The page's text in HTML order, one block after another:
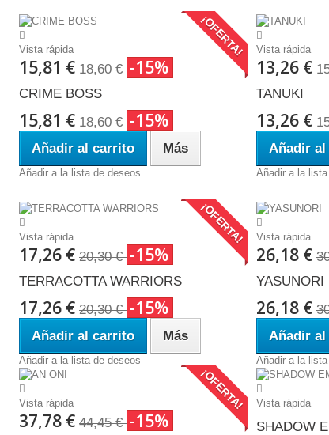
GRAND
CATHAY:
BATTLE
ARMY
112,00 €
ARCANE
JOURNAL:
MARCH
CHAOS
17,60 €
Vista rápida
15,81 € 18,60 € -15%
¡OFERTA!
CRIME BOSS
15,81 € 18,60 € -15%
Añadir al carrito Más
Añadir a la lista de deseos
Vista rápida
13,26 €
TANUKI
13,26 €
Añadir
Añadir a la
Vista rápida
17,26 € 20,30 € -15%
¡OFERTA!
TERRACOTTA WARRIORS
17,26 € 20,30 € -15%
Añadir al carrito Más
Añadir a la lista de deseos
Vista rápida
26,18 €
YASUNORI
26,18 €
Añadir
Añadir a la
Vista rápida
37,78 € 44,45 € -15%
¡OFERTA! Vista rápida
SHADOW